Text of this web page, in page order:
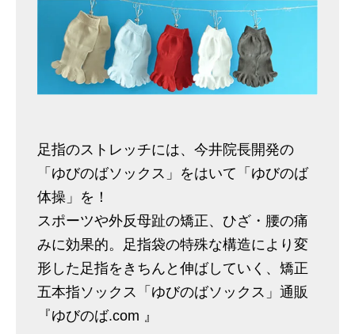
足指のストレッチには、今井院長開発の
「ゆびのばソックス」をはいて「ゆびのば
体操」を！
スポーツや外反母趾の矯正、ひざ・腰の痛
みに効果的。足指袋の特殊な構造により変
形した足指をきちんと伸ばしていく、矯正
五本指ソックス「ゆびのばソックス」通販
『ゆびのば.com 』